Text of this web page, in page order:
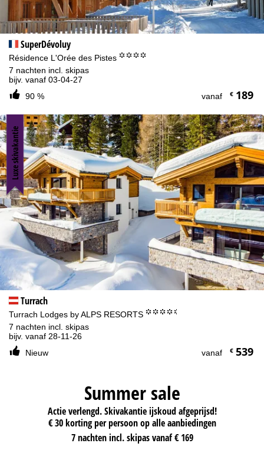
SuperDévoluy
Résidence L'Orée des Pistes °°°°
7 nachten incl. skipas
bijv. vanaf 03-04-27
90 %
vanaf €189
Turrach
Turrach Lodges by ALPS RESORTS °°°°.
7 nachten incl. skipas
bijv. vanaf 28-11-26
Nieuw
vanaf €539
Luxe skivakantie
Summer sale
Actie verlengd. Skivakantie ijskoud afgeprijsd!
€ 30 korting per persoon op alle aanbiedingen
7 nachten incl. skipas vanaf € 169